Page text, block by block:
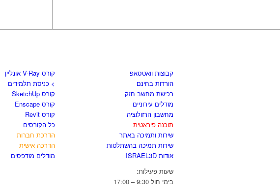
קורס V-Ray אונליין
> כניסת תלמידים
קורס SketchUp
קורס Enscape
קורס Revit
כל הקורסים
הדרכת חברות
הדרכה אישית
מודלים מודפסים
קבוצות וואטסאפ
הורדות בחינם
רכישת מחשב חזק
מודלים עירוניים
מחשבון הרזולוציה
תוכנה פיראטית
שירות ותמיכה באתר
שירות תמיכה בהשתלטות
אודות ISRAEL3D
שעות פעילות:
בימי חול 9:30 – 17:00